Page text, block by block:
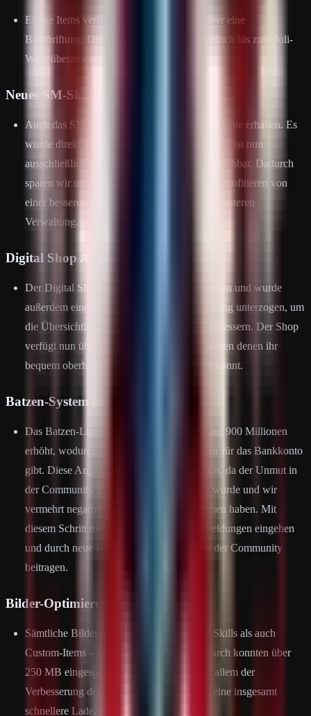
Einige Items verfügen derzeit noch nicht über eine
Beschriftung. Die DRP-Items-Liste wird jedoch bis zum Juli-
Wipe überarbeitet und vervollständigt.
Neues SM-Skill-System
Auch das SM-Skill-System hat ein großes Update erhalten. Es
wurde direkt in das Shop-System integriert und ist nun
ausschließlich über einen SM-Skill-ATM erreichbar. Dadurch
sparen wir uns ein weiteres NPC-Plugin und profitieren von
einer besseren Performance sowie einer effizienteren
Verwaltung.
Digital Shop ATM
Der Digital Shop hat einen neuen Skin erhalten und wurde
außerdem einer kompletten GUI-Überarbeitung unterzogen, um
die Übersichtlichkeit und Verwaltung zu verbessern. Der Shop
verfügt nun über mehrere Kategorien, zwischen denen ihr
bequem oberhalb der Oberfläche wechseln könnt.
Batzen-System (Bank-ATM)
Das Batzen-Limit wurde von 3 Millionen auf 900 Millionen
erhöht, wodurch es faktisch kein Limit mehr für das Bankkonto
gibt. Diese Anpassung wurde vorgenommen, da der Unmut in
der Community zuletzt zunehmend größer wurde und wir
vermehrt negatives Feedback wahrgenommen haben. Mit
diesem Schritt möchten wir auf die Rückmeldungen eingehen
und durch neue Features zur Zufriedenheit der Community
beitragen.
Bilder-Optimierung
Sämtliche Bilder auf dem Server – sowohl Skills als auch
Custom-Items – wurden komprimiert. Dadurch konnten über
250 MB eingespart werden. Dies dient vor allem der
Verbesserung der Ladezeiten und sorgt für eine insgesamt
schnellere Ladezeit der Systeme.